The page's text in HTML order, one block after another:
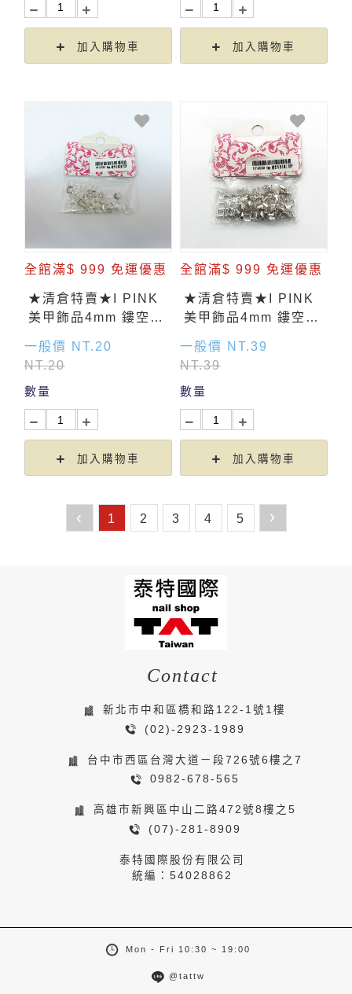
加入購物車 加入購物車
全館滿$ 999 免運優惠
★清倉特賣★I PINK
美甲飾品4mm 鏤空方
一般價 NT.20
NT.20
數量
加入購物車
全館滿$ 999 免運優惠
★清倉特賣★I PINK
美甲飾品4mm 鏤空方
一般價 NT.39
NT.39
數量
加入購物車
‹ 1 2 3 4 5 ›
Contact
新北市中和區橋和路122-1號1樓
(02)-2923-1989
台中市西區台灣大道ㄧ段726號6樓之7
0982-678-565
高雄市新興區中山二路472號8樓之5
(07)-281-8909
泰特國際股份有限公司
統編：54028862
Mon - Fri 10:30 ~ 19:00
@tattw